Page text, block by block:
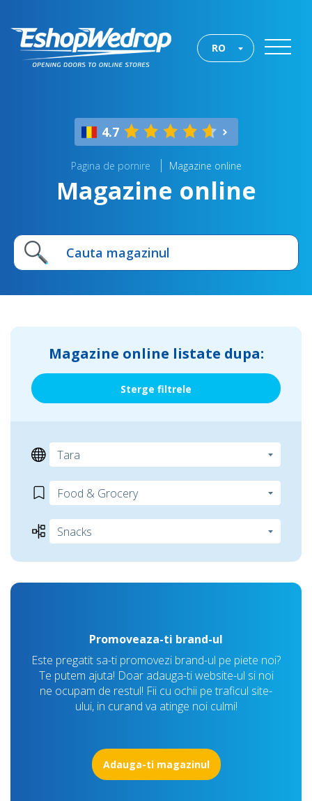
RO
4.7
Pagina de pornire Magazine online
Magazine online
Magazine online listate dupa:
Sterge filtrele
Promoveaza-ti brand-ul
Este pregatit sa-ti promovezi brand-ul pe piete noi?
Te putem ajuta! Doar adauga-ti website-ul si noi
ne ocupam de restul! Fii cu ochii pe traficul site-
ului, in curand va atinge noi culmi!
Adauga-ti magazinul